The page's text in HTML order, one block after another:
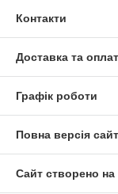
Контакти
Доставка та
Графік роботи
Повна версія
Сайт створено на